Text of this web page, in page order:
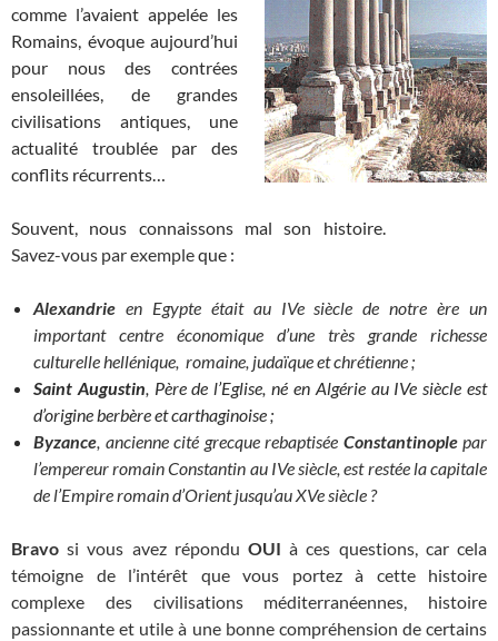
comme l’avaient appelée les
Romains, évoque aujourd’hui
pour nous des contrées
ensoleillées, de grandes
civilisations antiques, une
actualité troublée par des
conflits récurrents…
Souvent, nous connaissons mal son histoire.
Savez-vous par exempleque :
Alexandrie en Egypte était au IVe siècle de notre ère un
important centre économique d’une très grande richesse
culturelle hellénique, romaine, judaïque et chrétienne ;
Saint Augustin, Père de l’Eglise, né en Algérie au IVe siècle est
d’origine berbère et carthaginoise ;
Byzance, ancienne cité grecque rebaptisée Constantinoplepar
l’empereur romain Constantin au IVe siècle, est restée la capitale
de l’Empire romain d’Orient jusqu’au XVe siècle ?
Bravo si vous avez répondu OUI à ces questions, car cela
témoigne de l’intérêt que vous portez à cette histoire
complexe des civilisations méditerranéennes, histoire
passionnante et utile à une bonne compréhension de certains